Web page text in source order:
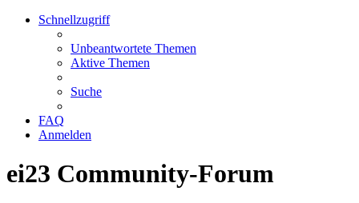
Schnellzugriff
Unbeantwortete Themen
Aktive Themen
Suche
FAQ
Anmelden
ei23 Community-Forum